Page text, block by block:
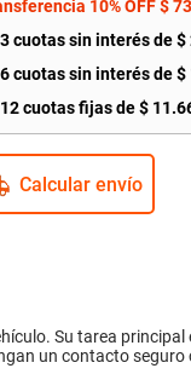
10% OFF$73
3cuotas sin interés de$
6cuotas sin interés de$
12cuotas fijas de$ 11.
Calcular envío
Su tarea
un contacto